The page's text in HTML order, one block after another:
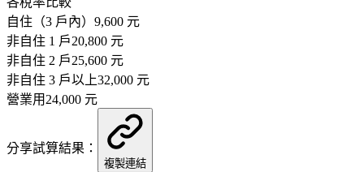
自住（3 戶內） 9,600 元
非自住 1 戶20,800 元
非自住 2 戶25,600 元
非自住 3 戶以上32,000 元
營業用 24,000 元
分享試算結果：
複製連結